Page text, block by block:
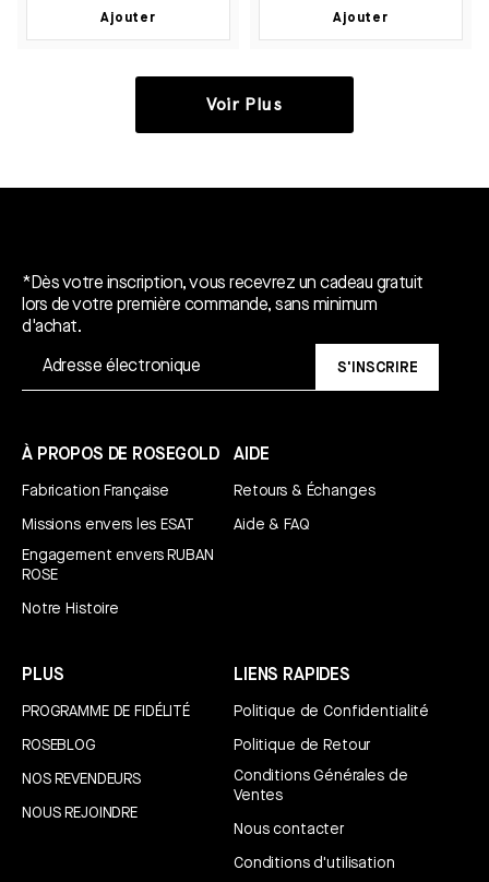
Ajouter Ajouter
Voir Plus
*Dès votre inscription, vous recevrez un cadeau gratuit
lors de votre première commande, sans minimum
d'achat.
S'INSCRIRE
À PROPOS DE ROSEGOLD
Fabrication Française
Missions envers les ESAT
Engagement envers RUBAN
ROSE
Notre Histoire
AIDE
Retours & Échanges
Aide & FAQ
PLUS
PROGRAMME DE FIDÉLITÉ
ROSEBLOG
NOS REVENDEURS
NOUS REJOINDRE
LIENS RAPIDES
Politique de Confidentialité
Politique de Retour
Conditions Générales de
Ventes
Nous contacter
Conditions d'utilisation